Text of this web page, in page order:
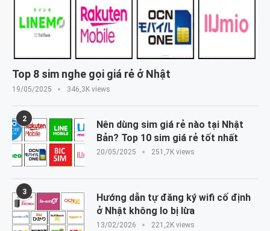
Top 8 sim nghe gọi giá rẻ ở Nhật
19/05/2025 346,3K views
2
Nên dùng sim giá rẻ nào tại Nhật
Bản? Top 10 sim giá rẻ tốt nhất
20/05/2025 251,7K views
3
Hướng dẫn tự đăng ký wifi cố định
ở Nhật không lo bị lừa
13/02/2026 221,2K views